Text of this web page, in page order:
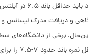
افراد باید
و دریافت مدرک لیسانس و
برخی از دانشگاه‌های سطح
۷.۵ را برای دوره‌های خود می‌پذیرند.